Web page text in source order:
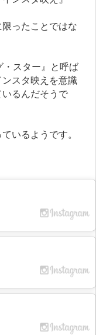
ったことではな
スター』と呼ば
スタ映えを意識
るんだそうで
いるようです。